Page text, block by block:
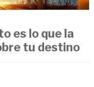
es lo que la
tu destino